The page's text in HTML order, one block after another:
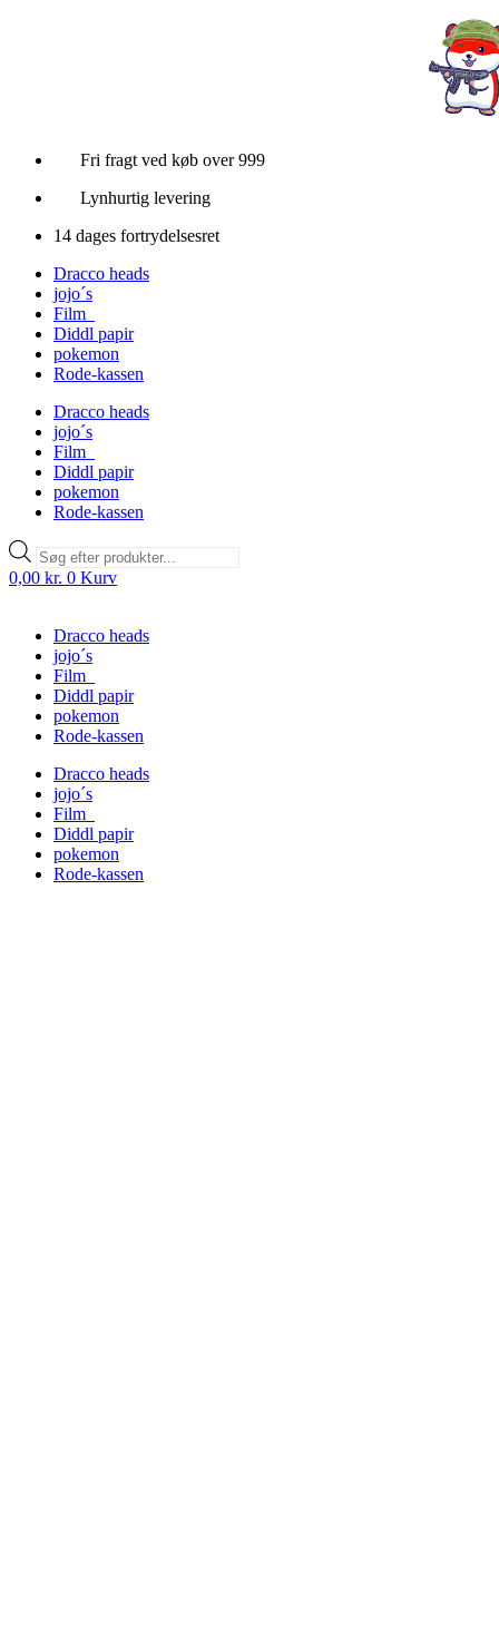
Fri fragt ved køb over 999
Lynhurtig levering
14 dages fortrydelsesret
Dracco heads
jojo´s
Film
Diddl papir
pokemon
Rode-kassen
Dracco heads
jojo´s
Film
Diddl papir
pokemon
Rode-kassen
Products
search
0,00 kr. 0 Kurv
Dracco heads
jojo´s
Film
Diddl papir
pokemon
Rode-kassen
Dracco heads
jojo´s
Film
Diddl papir
pokemon
Rode-kassen